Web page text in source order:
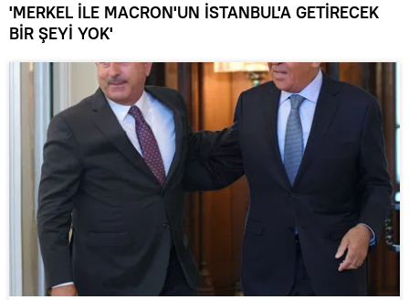
'MERKEL İLE MACRON'UN İSTANBUL'A GETİRECEK
BİR ŞEYİ YOK'